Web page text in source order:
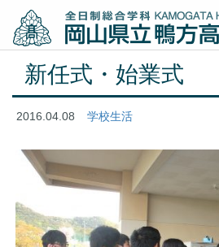
新任式・始業式
2016.04.08 学校生活